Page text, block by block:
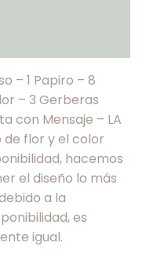
– 1 Papiro – 8
– 3 Gerberas
con Mensaje – LA
de flor y el color
hacemos
el diseño lo más
a la
es
igual.